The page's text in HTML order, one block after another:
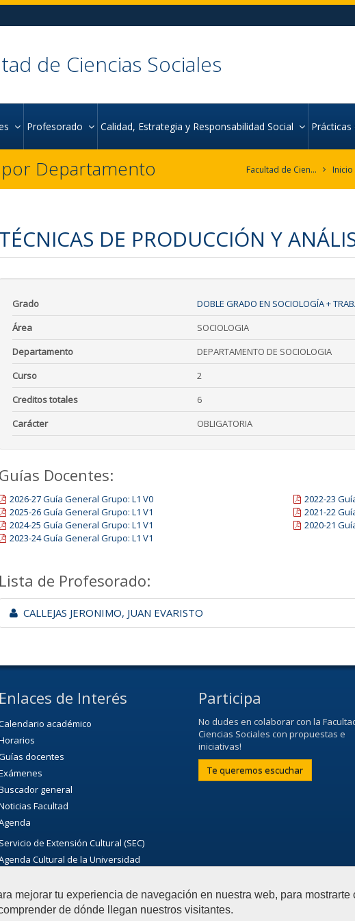
mejorar tu experiencia de navegación en nuestra web, para
de dónde llegan nuestros visitantes.
de Ciencias Sociales
Profesorado Calidad, Estrategia y Responsabilidad Social Prácticas
Departamento Facultad de Ciencias Sociales Inicio
TÉCNICAS DE PRODUCCIÓN Y
Grado
DOBLE GRADO EN SOCIOLOGÍA +
Área
SOCIOLOGIA
Departamento
DEPARTAMENTO DE SOCIOLOGIA
Curso
2
Creditos totales
6
Carácter
OBLIGATORIA
Guías Docentes:
2026-27 Guía General Grupo: L1 V0
2025-26 Guía General Grupo: L1 V1
2024-25 Guía General Grupo: L1 V1
2023-24 Guía General Grupo: L1 V1
2022-23
2021-22
2020-21
Lista de Profesorado:
CALLEJAS JERONIMO, JUAN EVARISTO
Enlaces de Interés
académico
docentes
general
Facultad
Servicio de Extensión Cultural (SEC)
Cultural de la Universidad
Participa
No dudes en colaborar con la
Ciencias Sociales con propuestas e
iniciativas!
Te queremos escuchar